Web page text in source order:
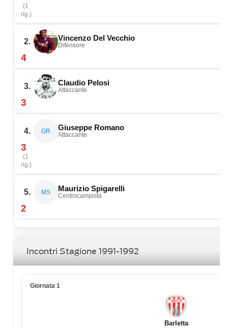
(1
rig.)
2. Vincenzo Del Vecchio
Difensore
4
3. Claudio Pelosi
Attaccante
3
4. GR Giuseppe Romano
Attaccante
3
(1
rig.)
5. MS Maurizio Spigarelli
Centrocampista
2
Incontri Stagione 1991-1992
Giornata 1
Barletta